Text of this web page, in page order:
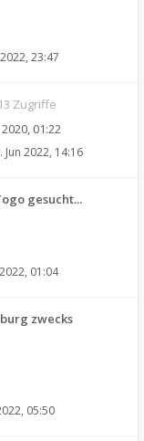
23:47
Zugriffe
01:22
Jun 2022, 14:16
gesucht...
01:04
zwecks
05:50